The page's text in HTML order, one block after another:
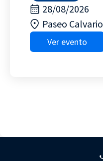
28/08/2026
Paseo Calvario
Ver evento